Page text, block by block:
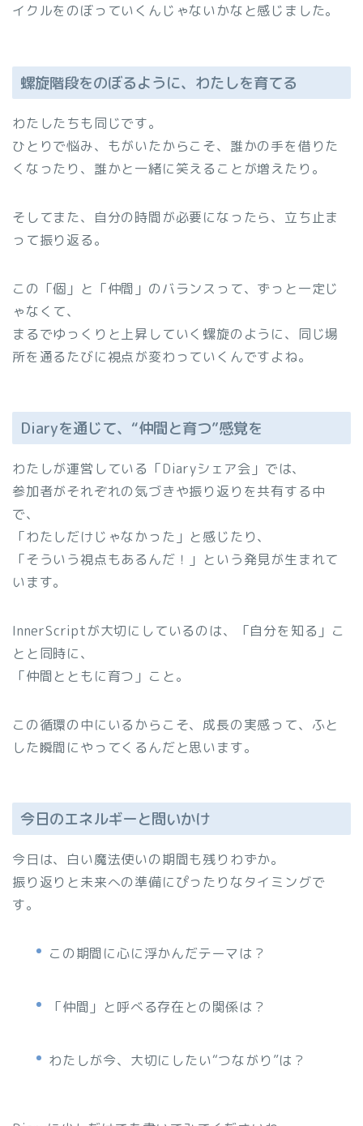
イクルをのぼっていくんじゃないかなと感じました。
螺旋階段をのぼるように、わたしを育てる
わたしたちも同じです。
ひとりで悩み、もがいたからこそ、誰かの手を借りた
くなったり、誰かと一緒に笑えることが増えたり。
そしてまた、自分の時間が必要になったら、立ち止ま
って振り返る。
この「個」と「仲間」のバランスって、ずっと一定じ
ゃなくて、
まるでゆっくりと上昇していく螺旋のように、同じ場
所を通るたびに視点が変わっていくんですよね。
Diaryを通じて、“仲間と育つ”感覚を
わたしが運営している「Diaryシェア会」では、
参加者がそれぞれの気づきや振り返りを共有する中
で、
「わたしだけじゃなかった」と感じたり、
「そういう視点もあるんだ！」という発見が生まれて
います。
InnerScriptが大切にしているのは、「自分を知る」こ
とと同時に、
「仲間とともに育つ」こと。
この循環の中にいるからこそ、成長の実感って、ふと
した瞬間にやってくるんだと思います。
今日のエネルギーと問いかけ
今日は、白い魔法使いの期間も残りわずか。
振り返りと未来への準備にぴったりなタイミングで
す。
この期間に心に浮かんだテーマは？
「仲間」と呼べる存在との関係は？
わたしが今、大切にしたい“つながり”は？